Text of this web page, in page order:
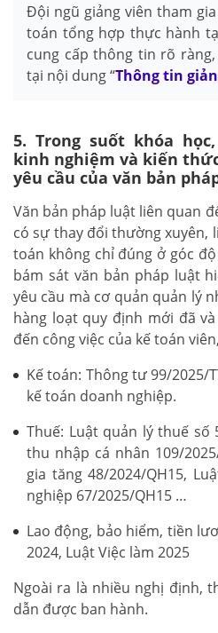
Đội ngũ giảng viên tham
toán tổng hợp thực hành
cung cấp thông tin rõ
tại nội dung “Thông tin
5. Trong suốt khóa
kinh nghiệm và kiến
yêu cầu của văn bản
Văn bản pháp luật liên quan
có sự thay đổi thường xuyên,
toán không chỉ đúng ở góc
bám sát văn bản pháp luật
yêu cầu mà cơ quản quản lý
hàng loạt quy định mới đã
đến công việc của kế toán
Kế toán: Thông tư 99/2025/
kế toán doanh nghiệp.
Thuế: Luật quản lý thuế số
thu nhập cá nhân 109/
gia tăng 48/2024/QH15,
nghiệp 67/2025/QH15 …
Lao động, bảo hiểm, tiền
2024, Luật Việc làm 2025
Ngoài ra là nhiều nghị định,
dẫn được ban hành.